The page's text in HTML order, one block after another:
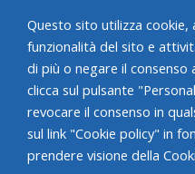
HOME
CHI SIAMO
Questo sito utilizza
funzionalità del sito e
di più o negare il
clicca sul pulsante
revocare il consenso in
sul link "Cookie policy" in
prendere visione della